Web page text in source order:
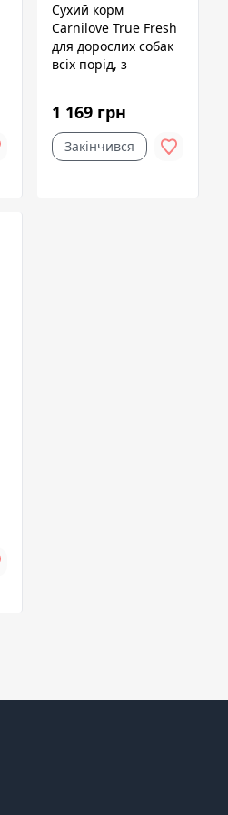
Сухий корм
Carnilove True Fresh
для дорослих собак
всіх порід, з
1 169 грн
Закінчився